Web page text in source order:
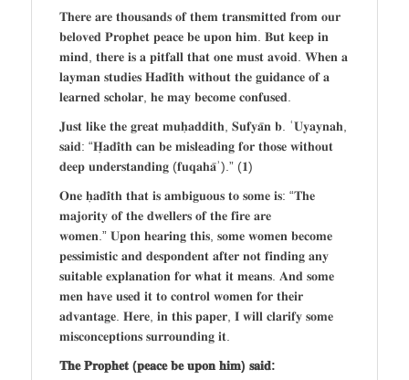
𝐓𝐡𝐞𝐫𝐞 𝐚𝐫𝐞 𝐭𝐡𝐨𝐮𝐬𝐚𝐧𝐝𝐬 𝐨𝐟 𝐭𝐡𝐞𝐦 𝐭𝐫𝐚𝐧𝐬𝐦𝐢𝐭𝐭𝐞𝐝 𝐟𝐫𝐨𝐦 𝐨𝐮𝐫
𝐛𝐞𝐥𝐨𝐯𝐞𝐝 𝐏𝐫𝐨𝐩𝐡𝐞𝐭 𝐩𝐞𝐚𝐜𝐞 𝐛𝐞 𝐮𝐩𝐨𝐧 𝐡𝐢𝐦. 𝐁𝐮𝐭 𝐤𝐞𝐞𝐩 𝐢𝐧
𝐦𝐢𝐧𝐝, 𝐭𝐡𝐞𝐫𝐞 𝐢𝐬 𝐚 𝐩𝐢𝐭𝐟𝐚𝐥𝐥 𝐭𝐡𝐚𝐭 𝐨𝐧𝐞 𝐦𝐮𝐬𝐭 𝐚𝐯𝐨𝐢𝐝. 𝐖𝐡𝐞𝐧 𝐚
𝐥𝐚𝐲𝐦𝐚𝐧 𝐬𝐭𝐮𝐝𝐢𝐞𝐬 𝐇𝐚𝐝𝐢̄𝐭𝐡 𝐰𝐢𝐭𝐡𝐨𝐮𝐭 𝐭𝐡𝐞 𝐠𝐮𝐢𝐝𝐚𝐧𝐜𝐞 𝐨𝐟 𝐚
𝐥𝐞𝐚𝐫𝐧𝐞𝐝 𝐬𝐜𝐡𝐨𝐥𝐚𝐫, 𝐡𝐞 𝐦𝐚𝐲 𝐛𝐞𝐜𝐨𝐦𝐞 𝐜𝐨𝐧𝐟𝐮𝐬𝐞𝐝.
𝐉𝐮𝐬𝐭 𝐥𝐢𝐤𝐞 𝐭𝐡𝐞 𝐠𝐫𝐞𝐚𝐭 𝐦𝐮𝐡̣𝐚𝐝𝐝𝐢𝐭𝐡, 𝐒𝐮𝐟𝐲𝐚̄𝐧 𝐛. ʿ𝐔𝐲𝐚𝐲𝐧𝐚𝐡,
𝐬𝐚𝐢𝐝: “𝐇̣𝐚𝐝𝐢̄𝐭𝐡 𝐜𝐚𝐧 𝐛𝐞 𝐦𝐢𝐬𝐥𝐞𝐚𝐝𝐢𝐧𝐠 𝐟𝐨𝐫 𝐭𝐡𝐨𝐬𝐞 𝐰𝐢𝐭𝐡𝐨𝐮𝐭
𝐝𝐞𝐞𝐩 𝐮𝐧𝐝𝐞𝐫𝐬𝐭𝐚𝐧𝐝𝐢𝐧𝐠 (𝐟𝐮𝐪𝐚𝐡𝐚̄ʾ).” (𝟏)
𝐎𝐧𝐞 𝐡̣𝐚𝐝𝐢̄𝐭𝐡 𝐭𝐡𝐚𝐭 𝐢𝐬 𝐚𝐦𝐛𝐢𝐠𝐮𝐨𝐮𝐬 𝐭𝐨 𝐬𝐨𝐦𝐞 𝐢𝐬: “𝐓𝐡𝐞
𝐦𝐚𝐣𝐨𝐫𝐢𝐭𝐲 𝐨𝐟 𝐭𝐡𝐞 𝐝𝐰𝐞𝐥𝐥𝐞𝐫𝐬 𝐨𝐟 𝐭𝐡𝐞 𝐟𝐢𝐫𝐞 𝐚𝐫𝐞
𝐰𝐨𝐦𝐞𝐧.” 𝐔𝐩𝐨𝐧 𝐡𝐞𝐚𝐫𝐢𝐧𝐠 𝐭𝐡𝐢𝐬, 𝐬𝐨𝐦𝐞 𝐰𝐨𝐦𝐞𝐧 𝐛𝐞𝐜𝐨𝐦𝐞
𝐩𝐞𝐬𝐬𝐢𝐦𝐢𝐬𝐭𝐢𝐜 𝐚𝐧𝐝 𝐝𝐞𝐬𝐩𝐨𝐧𝐝𝐞𝐧𝐭 𝐚𝐟𝐭𝐞𝐫 𝐧𝐨𝐭 𝐟𝐢𝐧𝐝𝐢𝐧𝐠 𝐚𝐧𝐲
𝐬𝐮𝐢𝐭𝐚𝐛𝐥𝐞 𝐞𝐱𝐩𝐥𝐚𝐧𝐚𝐭𝐢𝐨𝐧 𝐟𝐨𝐫 𝐰𝐡𝐚𝐭 𝐢𝐭 𝐦𝐞𝐚𝐧𝐬. 𝐀𝐧𝐝 𝐬𝐨𝐦𝐞
𝐦𝐞𝐧 𝐡𝐚𝐯𝐞 𝐮𝐬𝐞𝐝 𝐢𝐭 𝐭𝐨 𝐜𝐨𝐧𝐭𝐫𝐨𝐥 𝐰𝐨𝐦𝐞𝐧 𝐟𝐨𝐫 𝐭𝐡𝐞𝐢𝐫
𝐚𝐝𝐯𝐚𝐧𝐭𝐚𝐠𝐞. 𝐇𝐞𝐫𝐞, 𝐢𝐧 𝐭𝐡𝐢𝐬 𝐩𝐚𝐩𝐞𝐫, 𝐈 𝐰𝐢𝐥𝐥 𝐜𝐥𝐚𝐫𝐢𝐟𝐲 𝐬𝐨𝐦𝐞
𝐦𝐢𝐬𝐜𝐨𝐧𝐜𝐞𝐩𝐭𝐢𝐨𝐧𝐬 𝐬𝐮𝐫𝐫𝐨𝐮𝐧𝐝𝐢𝐧𝐠 𝐢𝐭.
𝐓𝐡𝐞 𝐏𝐫𝐨𝐩𝐡𝐞𝐭 (𝐩𝐞𝐚𝐜𝐞 𝐛𝐞 𝐮𝐩𝐨𝐧 𝐡𝐢𝐦) 𝐬𝐚𝐢𝐝: